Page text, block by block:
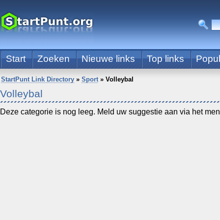
Start Zoeken Nieuwe links Top links
StartPunt Link Directory » Sport» Volleybal
Volleybal
Deze categorie is nog leeg. Meld uw suggestie aan via het